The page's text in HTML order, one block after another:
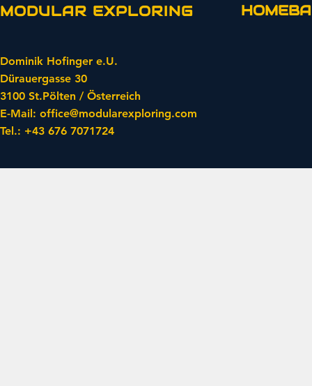
MODULAR EXPLORING
Dominik Hofinger e.U.
Dürauergasse 30
3100 St.Pölten / Österreich
​E-Mail: office@modularexploring.com
​Tel.: +43 676 7071724